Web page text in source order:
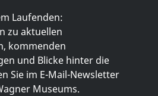
Laufenden:
zu aktuellen
kommenden
und Blicke hinter die
Sie im E-Mail-Newsletter
Museums.